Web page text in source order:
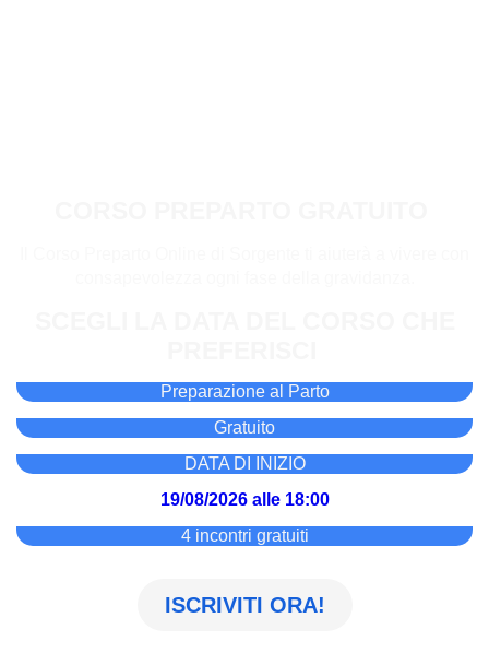
Preparazione al Parto
Gratuito
DATA DI INIZIO
19/08/2026 alle 18:00
4 incontri gratuiti
ISCRIVITI ORA!